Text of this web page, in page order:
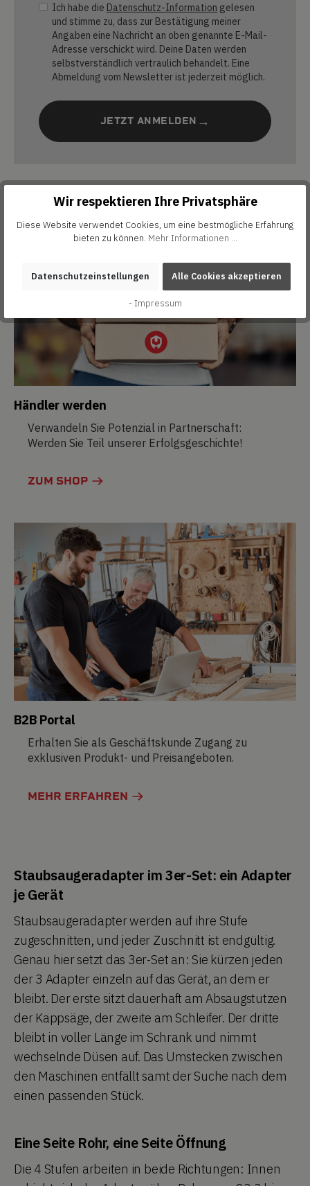
Ich habe die Datenschutz-Information gelesen
und stimme zu, dass zur Bestätigung meiner
Angaben eine Nachricht an oben genannte E-Mail-
Adresse verschickt wird. Deine Daten werden
selbstverständlich vertraulich behandelt. Eine
Abmeldung vom Newsletter ist jederzeit möglich.
JETZT ANMELDEN
Händler werden
Verwandeln Sie Potenzial in Partnerschaft:
Werden Sie Teil unserer Erfolgsgeschichte!
ZUM SHOP
B2B Portal
Erhalten Sie als Geschäftskunde Zugang zu
exklusiven Produkt- und Preisangeboten.
MEHR ERFAHREN
Staubsaugeradapter im 3er-Set: ein Adapter
je Gerät
Staubsaugeradapter werden auf ihre Stufe
zugeschnitten, und jeder Zuschnitt ist endgültig.
Genau hier setzt das 3er-Set an: Sie kürzen jeden
der 3 Adapter einzeln auf das Gerät, an dem er
bleibt. Der erste sitzt dauerhaft am Absaugstutzen
der Kappsäge, der zweite am Schleifer. Der dritte
bleibt in voller Länge im Schrank und nimmt
wechselnde Düsen auf. Das Umstecken zwischen
den Maschinen entfällt samt der Suche nach dem
einen passenden Stück.
Eine Seite Rohr, eine Seite Öffnung
Die 4 Stufen arbeiten in beide Richtungen: Innen
Wir respektieren Ihre Privatsphäre
Diese Website verwendet Cookies, um eine bestmögliche Erfahrung
bieten zu können. Mehr Informationen ...
Datenschutzeinstellungen Alle Cookies akzeptieren
- Impressum